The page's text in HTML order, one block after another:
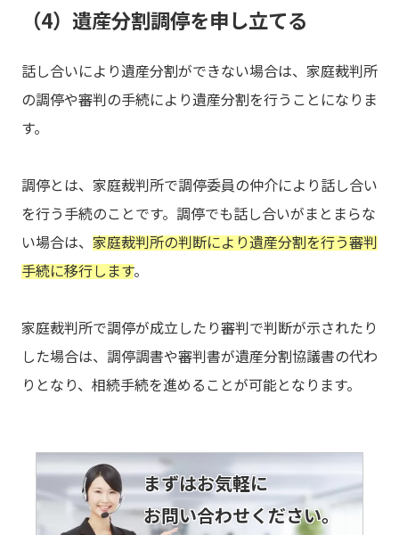
（4）遺産分割調停を申し立てる
話し合いにより遺産分割ができない場合は、家庭裁判所
の調停や審判の手続により遺産分割を行うことになりま
す。
調停とは、家庭裁判所で調停委員の仲介により話し合い
を行う手続のことです。調停でも話し合いがまとまらな
い場合は、 家庭裁判所の判断により遺産分割を行う審判
手続に移行します。
家庭裁判所で調停が成立したり審判で判断が示されたり
した場合は、調停調書や審判書が遺産分割協議書の代わ
りとなり、相続手続を進めることが可能となります。
まずはお気軽に
お問い合わせください。